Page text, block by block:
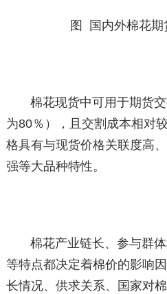
图 国内外棉花期
棉花现货中可用于期货
为80％），且交割成本相对
格具有与现货价格关联度高
强等大品种特性。
棉花产业链长、参与群
等特点都决定着棉价的影响
长情况、供求关系、国家对